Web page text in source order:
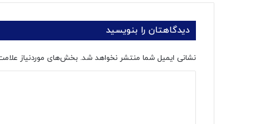
دیدگاهتان را بنویسید
نشانی ایمیل شما منتشر نخواهد شد. بخش‌های موردنیاز